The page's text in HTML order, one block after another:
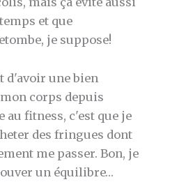
et que
je suppose!
d'avoir une bien
corps depuis
au fitness, c'est que je
des fringues dont
me passer. Bon, je
un équilibre…